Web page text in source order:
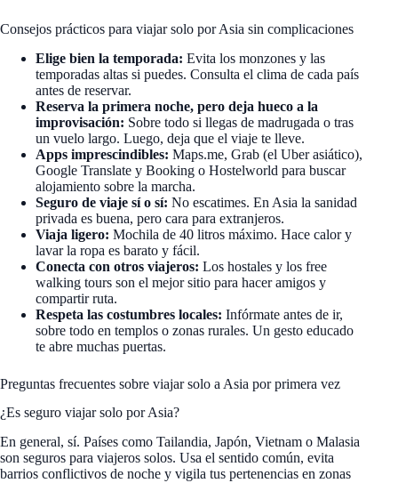
Consejos prácticos para viajar solo por Asia sin complicaciones
Elige bien la temporada: Evita los monzones y las
temporadas altas si puedes. Consulta el clima de cada país
antes de reservar.
Reserva la primera noche, pero deja hueco a la
improvisación: Sobre todo si llegas de madrugada o tras
un vuelo largo. Luego, deja que el viaje te lleve.
Apps imprescindibles: Maps.me, Grab (el Uber asiático),
Google Translate y Booking o Hostelworld para buscar
alojamiento sobre la marcha.
Seguro de viaje sí o sí: No escatimes. En Asia la sanidad
privada es buena, pero cara para extranjeros.
Viaja ligero: Mochila de 40 litros máximo. Hace calor y
lavar la ropa es barato y fácil.
Conecta con otros viajeros: Los hostales y los free
walking tours son el mejor sitio para hacer amigos y
compartir ruta.
Respeta las costumbres locales: Infórmate antes de ir,
sobre todo en templos o zonas rurales. Un gesto educado
te abre muchas puertas.
Preguntas frecuentes sobre viajar solo a Asia por primera vez
¿Es seguro viajar solo por Asia?
En general, sí. Países como Tailandia, Japón, Vietnam o Malasia
son seguros para viajeros solos. Usa el sentido común, evita
barrios conflictivos de noche y vigila tus pertenencias en zonas